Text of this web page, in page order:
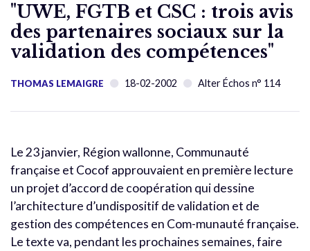
"UWE, FGTB et CSC : trois avis
des partenaires sociaux sur la
validation des compétences"
THOMAS LEMAIGRE 18-02-2002 Alter Échos n° 114
Le 23 janvier, Région wallonne, Communauté
française et Cocof approuvaient en première lecture
un projet d’accord de coopération qui dessine
l’architecture d’undispositif de validation et de
gestion des compétences en Com-munauté française.
Le texte va, pendant les prochaines semaines, faire